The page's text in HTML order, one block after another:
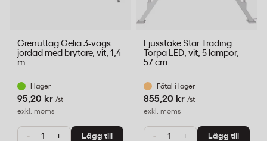
Grenuttag Gelia 3-vägs
jordad med brytare, vit, 1,4
m
I lager
95,20 kr /st
exkl. moms
- + Lägg till
Ljusstake Star Trading
Torpa LED, vit, 5 lampor,
57 cm
Fåtal i lager
855,20 kr /st
exkl. moms
- + Lägg till